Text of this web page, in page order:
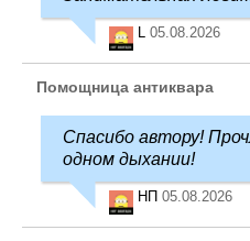
L 05.08.2026
Помощница антиквара
Спасибо автору!
одном дыхании!
НП 05.08.2026